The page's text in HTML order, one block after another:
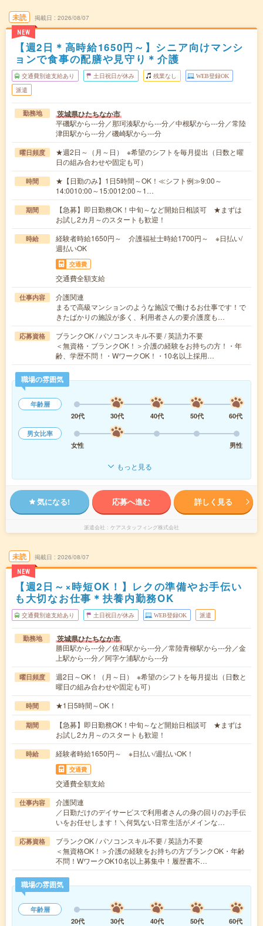
未読
NEW
掲載日 2026/08/07
【週2日＊高時給1650円～】シニア向けマンシ
ョンで食事の配膳や見守り＊介護
交通費別途支給あり 土日祝日が休み 残業なし WEB登録OK
派遣
勤務地 茨城県ひたちなか市
平磯駅から---分／那珂湊駅から---分／中根駅から---分／常陸
津田駅から---分／磯崎駅から---分
曜日頻度
★週2日～（月～日） ※希望のシフトを毎月提出（日数と曜
日の組み合わせや固定も可）
時間
★【日勤のみ】1日5時間～OK！≪シフト例≫9:00～
14:0010:00～15:0012:00～1…
期間
【急募】即日勤務OK！中旬～など開始日相談可 ★まずは
お試し2カ月～のスタートも歓迎！
時給
経験者時給1650円～ 介護福祉士時給1700円～ ※日払い/
週払いOK
交通費
交通費全額支給
仕事内容
介護関連
まるで高級マンションのような施設で働けるお仕事です！で
きたばかりの施設が多く、利用者さんの要介護度も…
応募資格
ブランクOK / パソコンスキル不要 / 英語力不要
＜無資格・ブランクOK！＞介護の経験をお持ちの方！・年
齢、学歴不問！・WワークOK！・10名以上採用…
職場の雰囲気
年齢層
20代
30代 40代 50代
60代
男女比率
女性
男性
もっと見る
気になる! 応募へ進む 詳しく見る
派遣会社 ケアスタッフィング株式会社
未読
NEW
掲載日 2026/08/07
【週2日～×時短OK！】レクの準備やお手伝い
も大切なお仕事＊扶養内勤務OK
交通費別途支給あり 土日祝日が休み WEB登録OK 派遣
勤務地 茨城県ひたちなか市
勝田駅から---分／佐和駅から---分／常陸青柳駅から---分／金
上駅から---分／阿字ケ浦駅から---分
曜日頻度
週2日～OK！（月～日） ※希望のシフトを毎月提出（日数と
曜日の組み合わせや固定も可）
時間 ★1日5時間～OK！
期間
【急募】即日勤務OK！中旬～など開始日相談可 ★まずは
お試し2カ月～のスタートも歓迎！
時給 経験者時給1650円～ ※日払い/週払いOK！
交通費
交通費全額支給
仕事内容
介護関連
／日勤だけのデイサービスで利用者さんの身の回りのお手伝
いをお任せします！＼何気ない日常生活がメインな…
応募資格
ブランクOK / パソコンスキル不要 / 英語力不要
＜無資格OK！＞介護の経験をお持ちの方ブランクOK・年齢
不問！WワークOK10名以上募集中！履歴書不…
職場の雰囲気
年齢層
20代
30代 40代 50代
60代